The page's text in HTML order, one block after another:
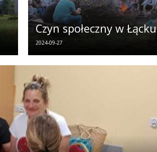
Czyn społeczny w Łącku
2024-09-27